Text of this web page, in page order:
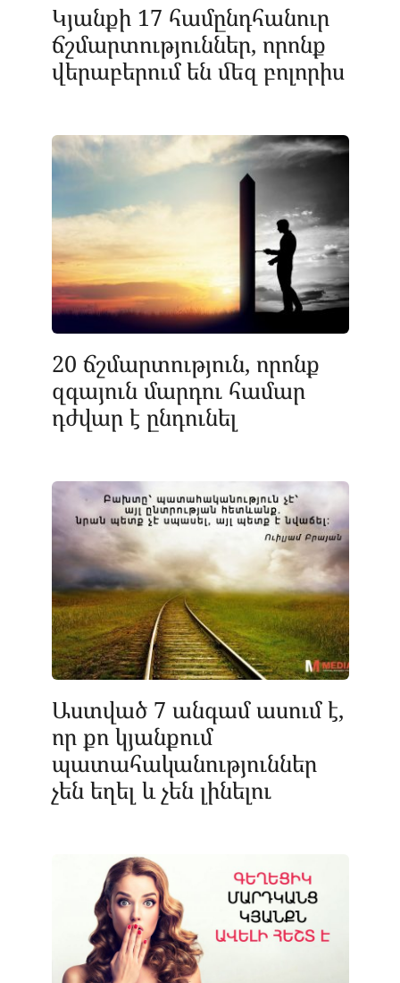
Կյանքի 17 համընդհանուր
ճշմարտություններ, որոնք
վերաբերում են մեզ բոլորիս
20 ճշմարտություն, որոնք
զգայուն մարդու համար
դժվար է ընդունել
Աստված 7 անգամ ասում է,
որ քո կյանքում
պատահականություններ
չեն եղել և չեն լինելու